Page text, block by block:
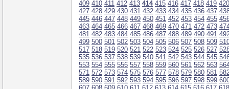
409 410 411 412 413 414 415 416 417 418 419 420
427 428 429 430 431 432 433 434 435 436 437
445 446 447 448 449 450 451 452 453 454 455
463 464 465 466 467 468 469 470 471 472 473
481 482 483 484 485 486 487 488 489 490 491
499 500 501 502 503 504 505 506 507 508 509
517 518 519 520 521 522 523 524 525 526 527
535 536 537 538 539 540 541 542 543 544 545
553 554 555 556 557 558 559 560 561 562 563
571 572 573 574 575 576 577 578 579 580 581
589 590 591 592 593 594 595 596 597 598 599